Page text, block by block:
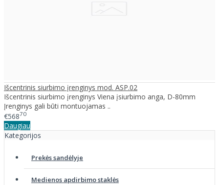
Išcentrinis siurbimo įrenginys mod. ASP.02
Išcentrinis siurbimo įrenginys Viena įsiurbimo anga, D-80mm
Įrenginys gali būti montuojamas ..
€56870
Daugiau
Kategorijos
Prekės sandėlyje
Medienos apdirbimo staklės